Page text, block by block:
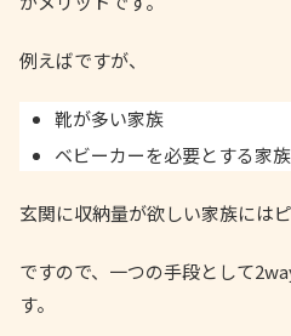
例えばですが、
靴が多い家族
ベビーカーを必要とする家
玄関に収納量が欲しい家族には
ですので、一つの手段として
す。